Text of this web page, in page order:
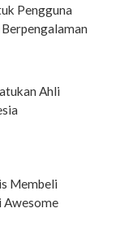
Pengguna
Ahli
Membeli
Awesome